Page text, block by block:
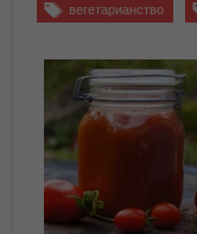
вегетарианство